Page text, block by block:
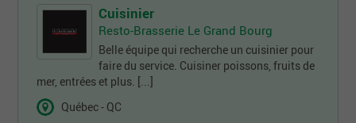
Cuisinier
Resto-Brasserie Le Grand Bourg
Belle équipe qui recherche un cuisinier pour
faire du service. Cuisiner poissons, fruits de
mer, entrées et plus. [...]
Québec - QC